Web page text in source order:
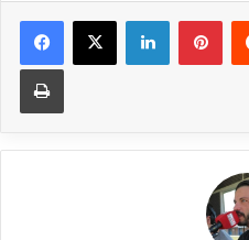
Facebook
X LinkedIn
Imprimir